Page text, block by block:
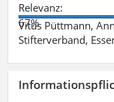
Relevanz:
67%
Vitus Püttmann,
Stifterverband,